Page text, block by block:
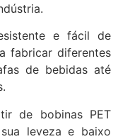
e fácil de
fabricar diferentes
de bebidas até
de bobinas PET
leveza e baixo